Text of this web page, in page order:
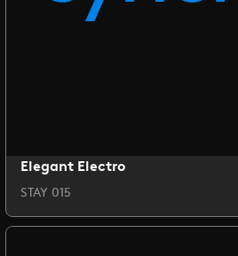
Elegant Electro
STAY 015